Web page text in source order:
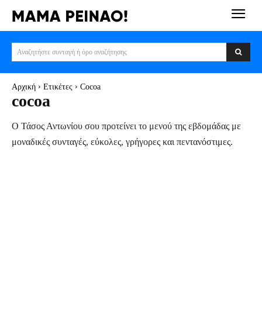
Αναζητήστε συνταγή ή όρο αναζήτησης
Αρχική Ετικέτες Cocoa
cocoa
Ο Τάσος Αντωνίου σου προτείνει το μενού της εβδομάδας με
μοναδικές συνταγές, εύκολες, γρήγορες και πεντανόστιμες.